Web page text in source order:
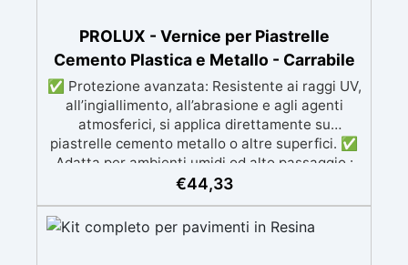
giorno successivo
PROLUX - Vernice per Piastrelle
Cemento Plastica e Metallo - Carrabile
✅ Protezione avanzata: Resistente ai raggi UV,
all’ingiallimento, all’abrasione e agli agenti
atmosferici, si applica direttamente su
piastrelle cemento metallo o altre superfici. ✅
Adatta per ambienti umidi od alto passaggio :
Formulazione Poliuretanica, ideale per ambienti
superiore alle resine epossidiche e vernici
classiche. ✅ Finitura versatile e
€44,33